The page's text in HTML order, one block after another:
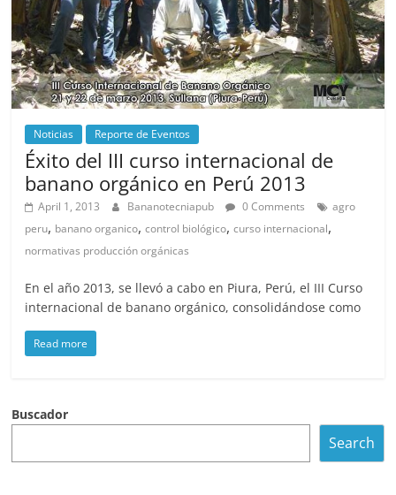
Noticias Reporte de Eventos
Éxito del III curso internacional de
banano orgánico en Perú 2013
April 1, 2013 Bananotecniapub 0 Comments
agro
peru, banano organico,control biológico,curso internacional,
normativas producción orgánicas
En el año 2013, se llevó a cabo en Piura, Perú, el III Curso
internacional de banano orgánico, consolidándose como
Read more
Buscador
Search